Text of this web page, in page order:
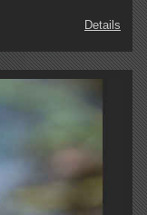
Details